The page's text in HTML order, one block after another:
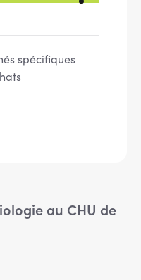
spécifiques
au CHU de